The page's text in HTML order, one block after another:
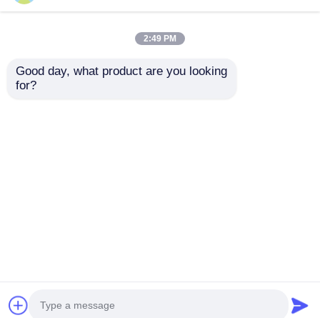
Ningbo VivaTrade Technology Co., Ltd.. All Rights
2:49 PM
Good day, what product are you looking
for?